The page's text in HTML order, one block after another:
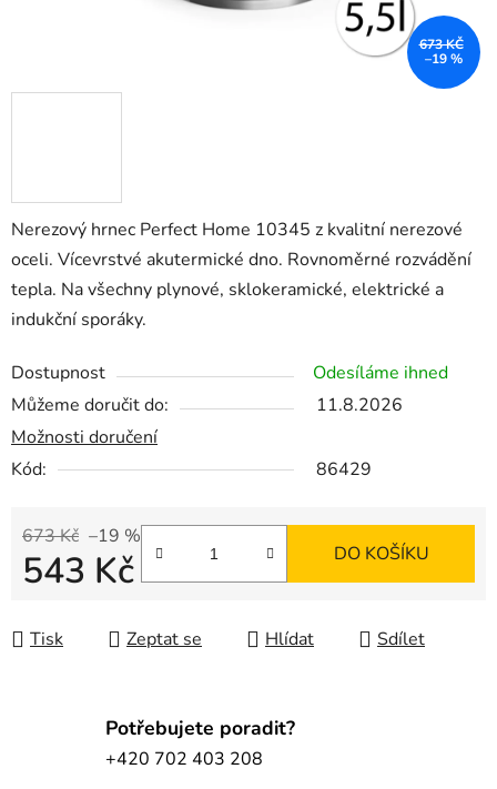
Nerezový hrnec Perfect Home 10345 z kvalitní nerezové
oceli. Vícevrstvé akutermické dno. Rovnoměrné rozvádění
tepla. Na všechny plynové, sklokeramické, elektrické a
indukční sporáky.
Dostupnost
Odesíláme ihned
Můžeme doručit do:
11.8.2026
Možnosti doručení
Kód:
86429
673 Kč –19 %
543 Kč DO KOŠÍKU
Tisk Zeptat se Hlídat Sdílet
673 KČ
–19 %
Potřebujete poradit?
+420 702 403 208